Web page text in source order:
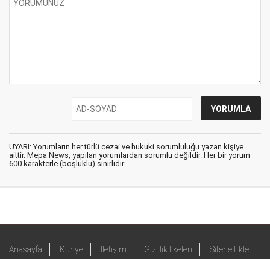
UYARI: Yorumların her türlü cezai ve hukuki sorumluluğu yazan kişiye
aittir. Mepa News, yapılan yorumlardan sorumlu değildir. Her bir yorum
600 karakterle (boşluklu) sınırlıdır.
Anasayfa Künye İletişim Gizlilik İlkeleri Sitene Ekle